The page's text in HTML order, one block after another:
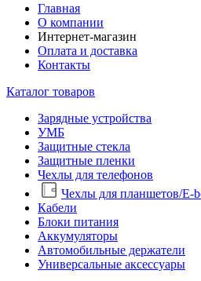
Главная
О компании
Интернет-магазин
Оплата и доставка
Контакты
Каталог товаров
Зарядные устройства
УМБ
Защитные стекла
Защитные пленки
Чехлы для телефонов
Чехлы для планшетов/E-
Кабели
Блоки питания
Аккумуляторы
Автомобильные держатели
Универсальные аксессуары